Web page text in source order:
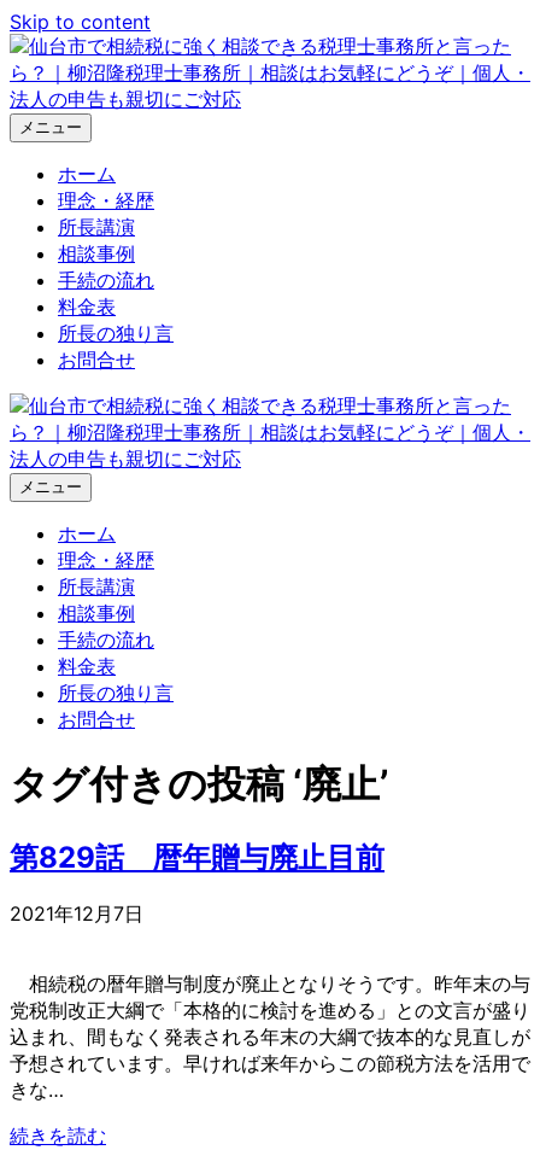
Skip to content
メニュー
ホーム
理念・経歴
所長講演
相談事例
手続の流れ
料金表
所長の独り言
お問合せ
メニュー
ホーム
理念・経歴
所長講演
相談事例
手続の流れ
料金表
所長の独り言
お問合せ
タグ付きの投稿 ‘廃止’
第829話 暦年贈与廃止目前
2021年12月7日
相続税の暦年贈与制度が廃止となりそうです。昨年末の与
党税制改正大綱で「本格的に検討を進める」との文言が盛り
込まれ、間もなく発表される年末の大綱で抜本的な見直しが
予想されています。早ければ来年からこの節税方法を活用で
きな…
続きを読む